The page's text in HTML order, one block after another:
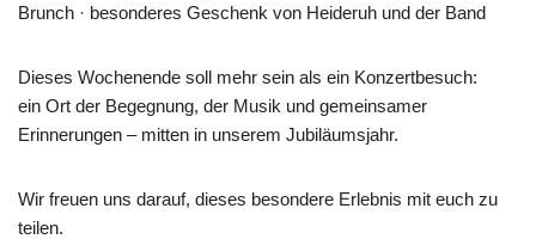
Brunch · besonderes Geschenk von Heideruh und der Band
Dieses Wochenende soll mehr sein als ein Konzertbesuch:
ein Ort der Begegnung, der Musik und gemeinsamer
Erinnerungen – mitten in unserem Jubiläumsjahr.
Wir freuen uns darauf, dieses besondere Erlebnis mit euch zu
teilen.